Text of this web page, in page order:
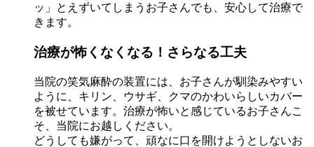
ッ」とえずいてしまうお子さんでも、安心して治療で
きます。
治療が怖くなくなる！さらなる工夫
当院の笑気麻酔の装置には、お子さんが馴染みやすい
ように、 キリン、ウサギ、クマのかわいらしいカバー
を被せています。治療が怖いと感じているお子さんこ
そ、当院にお越しください。
どうしても嫌がって、頑なに口を開けようとしないお